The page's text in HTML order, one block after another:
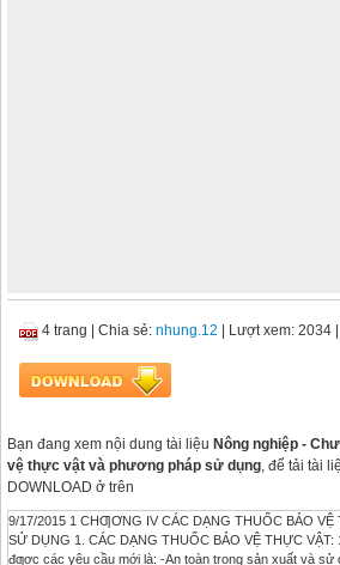
4 trang Chia sẻ: nhung.12 | Lượt xem: 2034
Bạn đang xem nội dung tài liệu Nông nghiệp -
vệ thực vật và phương pháp sử dụng, để tải tài
DOWNLOAD ở trên
9/17/2015 1 CHƢƠNG IV CÁC DẠNG THUỐC BẢO
SỬ DỤNG 1. CÁC DẠNG THUỐC BẢO VỆ THỰC VẬT:
đƣợc các yêu cầu mới là: -An toàn trong sản xuất và sử